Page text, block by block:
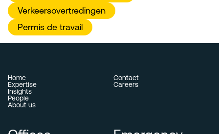
Verkeersovertredingen
Permis de travail
Home
Expertise
Insights
People
About us
Contact
Careers